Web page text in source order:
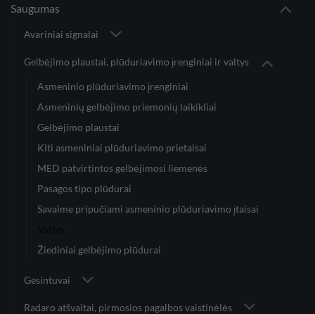
Saugumas
Avariniai signalai
Gelbėjimo plaustai, plūduriavimo įrenginiai ir valtys
Asmeninio plūduriavimo įrenginiai
Asmeninių gelbėjimo priemonių laikikliai
Gelbėjimo plaustai
Kiti asmeniniai plūduriavimo prietaisai
MED patvirtintos gelbėjimosi liemenės
Pasagos tipo plūdurai
Savaime pripučiami asmeninio plūduriavimo įtaisai
Žiediniai gelbėjimo plūdurai
Gesintuvai
Radaro atšvaitai, pirmosios pagalbos vaistinėlės